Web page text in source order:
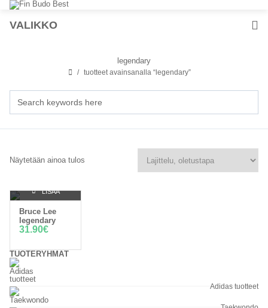
VALIKKO
legendary
tuotteet avainsanalla “legendary”
Näytetään ainoa tulos
LISÄÄ
OSTOSKORIIN
Bruce Lee
legendary
31.90€
TUOTERYHMÄT
Adidas tuotteet